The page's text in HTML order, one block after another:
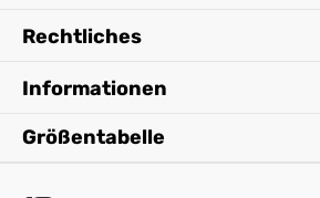
Rechtliches
Informationen
Größentabelle